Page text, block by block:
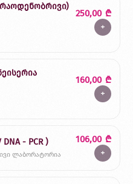
250,00 ₾
+
160,00 ₾
+
- PCR )
ლაბორატორია
106,00 ₾
+